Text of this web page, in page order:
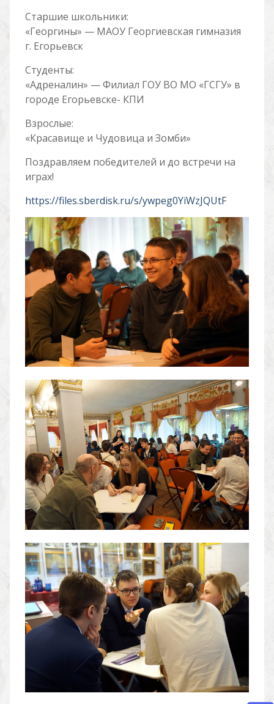
Старшие школьники:
«Георгины» — МАОУ Георгиевская гимназия
г. Егорьевск
Студенты:
«Адреналин» — Филиал ГОУ ВО МО «ГСГУ» в
городе Егорьевске- КПИ
Взрослые:
«Красавище и Чудовица и Зомби»
Поздравляем победителей и до встречи на
играх!
https://files.sberdisk.ru/s/ywpeg0YiWzJQUtF